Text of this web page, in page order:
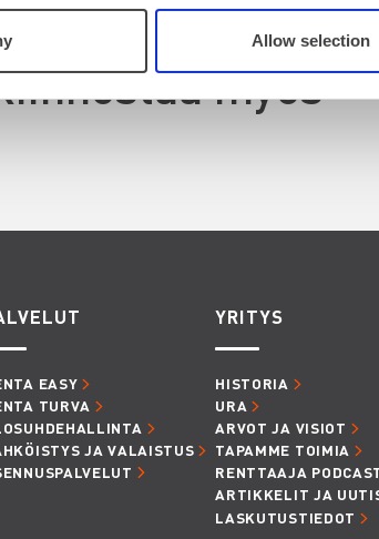
Allow selection
myös
EASY
TURVA
JA VALAISTUS
YRITYS
HISTORIA
URA
ARVOT JA VISIOT
TAPAMME TOIMIA
RENTTAAJA
ARTIKKELIT JA
LASKUTUSTIEDOT